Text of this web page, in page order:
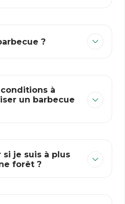
?
à
un barbecue
si je suis à plus
forêt ?